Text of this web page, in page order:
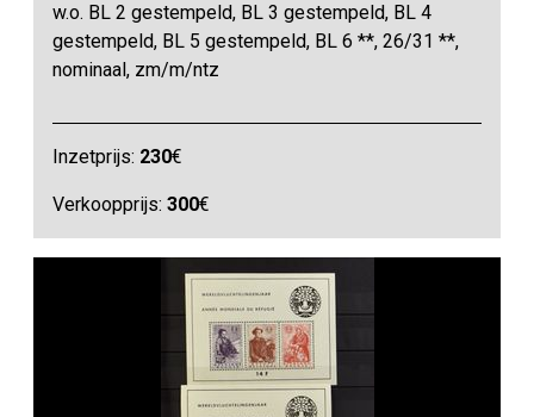
w.o. BL 2 gestempeld, BL 3 gestempeld, BL 4
gestempeld, BL 5 gestempeld, BL 6 **, 26/31 **,
nominaal, zm/m/ntz
Inzetprijs: 230€
Verkoopprijs:300€